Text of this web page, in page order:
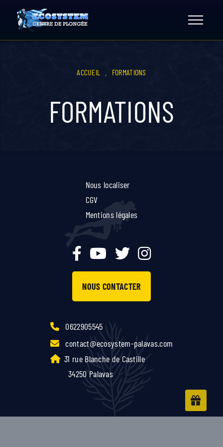
content
ACCUEIL FORMATIONS
FORMATIONS
Nous localiser
CGV
Mentions légales
NOUS CONTACTER
0622905545
contact@ecosystem-palavas.com
31 rue Blanche de Castille
34250 Palavas